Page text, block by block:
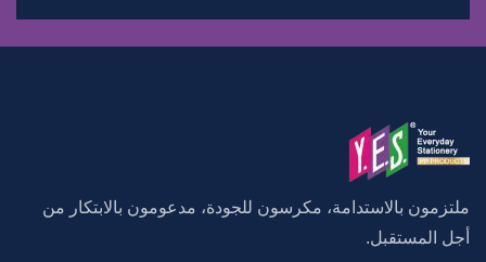
ملتزمون بالاستدامة، مكرسون للجودة، مدعومون بالابتكار من
أجل المستقبل.